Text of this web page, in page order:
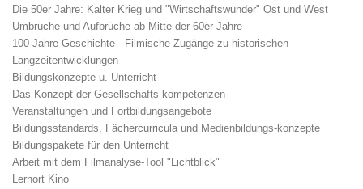
Die 50er Jahre: Kalter Krieg und "Wirtschaftswunder" Ost und West
Umbrüche und Aufbrüche ab Mitte der 60er Jahre
100 Jahre Geschichte - Filmische Zugänge zu historischen
Langzeitentwicklungen
Bildungskonzepte u. Unterricht
Das Konzept der Gesellschafts-kompetenzen
Veranstaltungen und Fortbildungsangebote
Bildungsstandards, Fächercurricula und Medienbildungs-konzepte
Bildungspakete für den Unterricht
Arbeit mit dem Filmanalyse-Tool "Lichtblick"
Lernort Kino